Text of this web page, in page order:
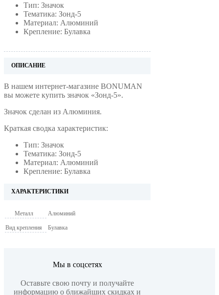
Тип: Значок
Тематика: Зонд-5
Материал: Алюминий
Крепление: Булавка
ОПИСАНИЕ
В нашем интернет-магазине BONUMAN
вы можете купить значок «Зонд-5».
Значок сделан из Алюминия.
Краткая сводка характеристик:
Тип: Значок
Тематика: Зонд-5
Материал: Алюминий
Крепление: Булавка
ХАРАКТЕРИСТИКИ
Металл Алюминий
Вид крепления Булавка
Мы в соцсетях
Оставьте свою почту и получайте
информацию о ближайших скидках и